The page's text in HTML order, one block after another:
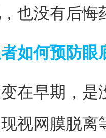
也没有后悔
如何预防眼
早期，是
视网膜脱离